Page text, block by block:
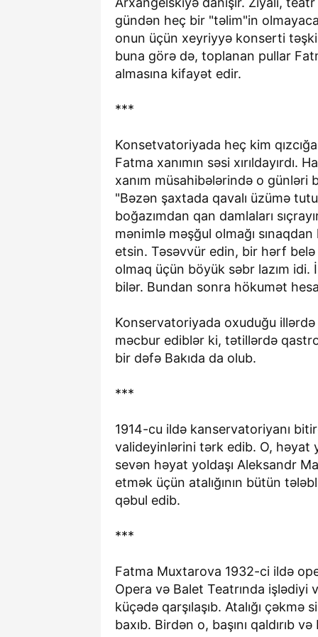
gündən heç bir "təlim"in
onun üçün xeyriyyə konserti
buna görə də, toplanan pullar
almasına kifayət edir.
***
Konsetvatoriyada heç kim
Fatma xanımın səsi
xanım müsahibələrində o günləri
"Bəzən şaxtada qavalı üzümə
boğazımdan qan damlaları
mənimlə məşğul olmağı
etsin. Təsəvvür edin, bir hərf
olmaq üçün böyük səbr lazım
bilər. Bundan sonra hökumət
Konservatoriyada oxuduğu
məcbur ediblər ki, tətillərdə
bir dəfə Bakıda da olub.
***
1914-cu ildə kanservatoriyanı
valideyinlərini tərk edib. O, həyat
sevən həyat yoldaşı Aleksandr
etmək üçün atalığının bütün
qəbul edib.
***
Fatma Muxtarova 1932-ci ildə
Opera və Balet Teatrında işlədiyi
küçədə qarşılaşıb. Atalığı
baxıb. Birdən o, başını qaldırıb